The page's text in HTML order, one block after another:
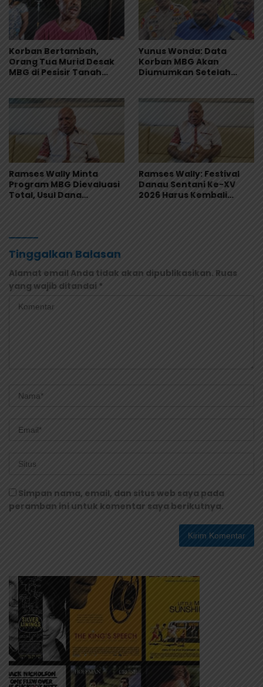
Korban Bertambah,
Orang Tua Murid Desak
MBG di Pesisir Tanah
Yunus Wonda: Data
Korban MBG Akan
Diumumkan Setelah
Ramses Wally Minta
Program MBG Dievaluasi
Total, Usul Dana
Ramses Wally: Festival
Danau Sentani Ke-XV
2026 Harus Kembali
Tinggalkan Balasan
Alamat email Anda tidak akan dipublikasikan. Ruas
yang wajib ditandai *
Simpan nama, email, dan situs web saya pada
peramban ini untuk komentar saya berikutnya.